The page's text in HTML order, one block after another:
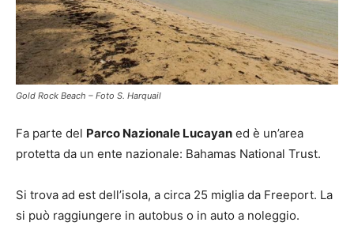
Gold Rock Beach – Foto S. Harquail
Fa parte del Parco Nazionale Lucayan ed è un’area
protetta da un ente nazionale: Bahamas National Trust.
Si trova ad est dell’isola, a circa 25 miglia da Freeport. La
si può raggiungere in autobus o in auto a noleggio.